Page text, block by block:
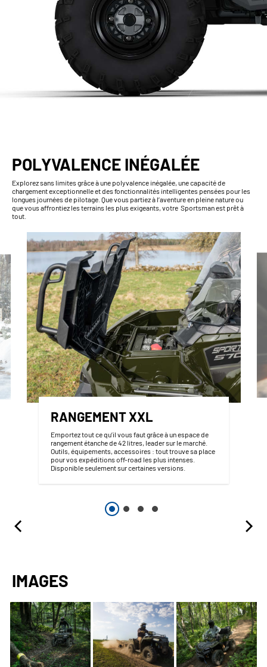
POLYVALENCE INÉGALÉE
Explorez sans limites grâce à une polyvalence inégalée, une capacité de
chargement exceptionnelle et des fonctionnalités intelligentes pensées pour les
longues journées de pilotage. Que vous partiez à l’aventure en pleine nature ou
que vous affrontiez les terrains les plus exigeants, votre Sportsman est prêt à
tout.
RANGEMENT XXL
Emportez tout ce qu’il vous faut grâce à un espace de
rangement étanche de 42 litres, leader sur le marché.
Outils, équipements, accessoires : tout trouve sa place
pour vos expéditions off-road les plus intenses.
Disponible seulement sur certaines versions.
IMAGES